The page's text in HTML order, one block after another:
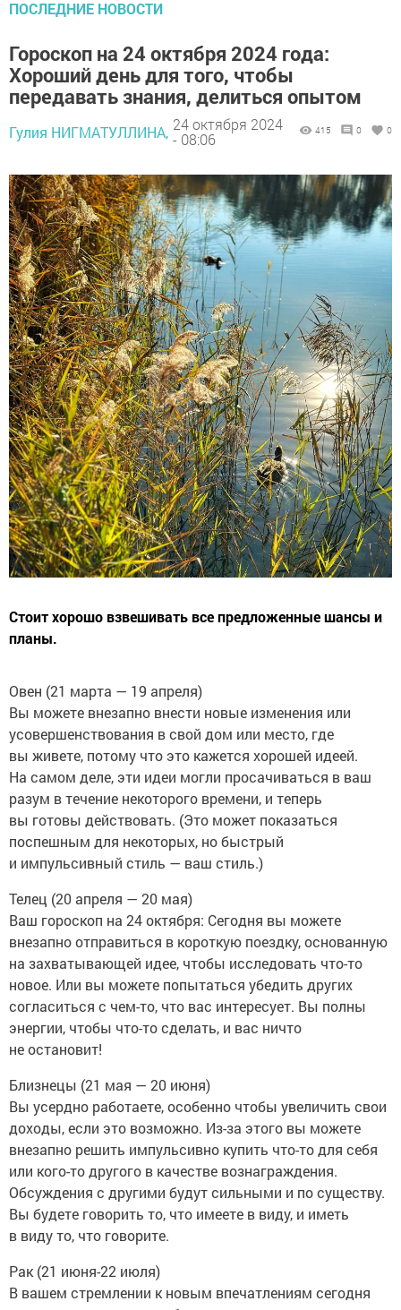
ПОСЛЕДНИЕ НОВОСТИ
Гороскоп на 24 октября 2024 года:
Хороший день для того, чтобы
передавать знания, делиться опытом
Гулия НИГМАТУЛЛИНА, 24 октября 2024
- 08:06
415 0 0
Стоит хорошо взвешивать все предложенные шансы и
планы.
Овен (21 марта — 19 апреля)
Вы можете внезапно внести новые изменения или
усовершенствования в свой дом или место, где
вы живете, потому что это кажется хорошей идеей.
На самом деле, эти идеи могли просачиваться в ваш
разум в течение некоторого времени, и теперь
вы готовы действовать. (Это может показаться
поспешным для некоторых, но быстрый
и импульсивный стиль — ваш стиль.)
Телец (20 апреля — 20 мая)
Ваш гороскоп на 24 октября: Сегодня вы можете
внезапно отправиться в короткую поездку, основанную
на захватывающей идее, чтобы исследовать что-то
новое. Или вы можете попытаться убедить других
согласиться с чем-то, что вас интересует. Вы полны
энергии, чтобы что-то сделать, и вас ничто
не остановит!
Близнецы (21 мая — 20 июня)
Вы усердно работаете, особенно чтобы увеличить свои
доходы, если это возможно. Из-за этого вы можете
внезапно решить импульсивно купить что-то для себя
или кого-то другого в качестве вознаграждения.
Обсуждения с другими будут сильными и по существу.
Вы будете говорить то, что имеете в виду, и иметь
в виду то, что говорите.
Рак (21 июня-22 июля)
В вашем стремлении к новым впечатлениям сегодня